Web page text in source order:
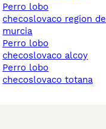
perro lobo
checoslovaco region de
murcia
perro lobo
checoslovaco alcoy
perro lobo
checoslovaco totana